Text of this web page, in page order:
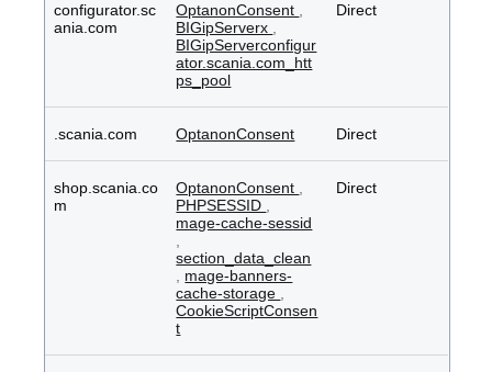
configurator.sc
ania.com
OptanonConsent
BIGipServerx
BIGipServerconfigur
ator.scania.com_htt
ps_pool
Direct
.scania.com OptanonConsent Direct
shop.scania.co
m
OptanonConsent
PHPSESSID
mage-cache-sessid
section_data_clean
mage-banners-
cache-storage
CookieScriptConsen
t
Direct